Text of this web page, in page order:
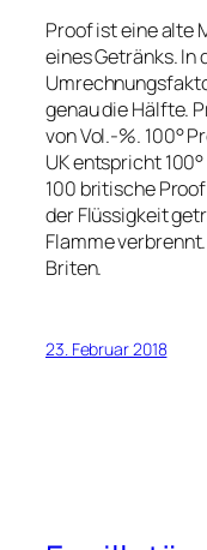
Proof ist eine alte
eines Getränks. In
genau die Hälfte.
von Vol.-%. 100°
UK entspricht
100 britische
der Flüssigkeit
Flamme
Briten.
23. Februar 2018